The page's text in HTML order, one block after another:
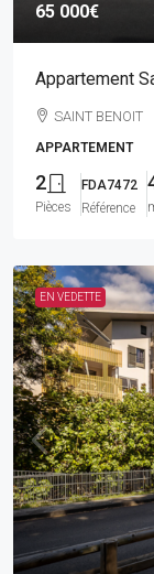
65 000€
Appartement
SAINT BENOIT
APPARTEMENT
2
Pièces
FDA7472
Référence
EN VEDETTE